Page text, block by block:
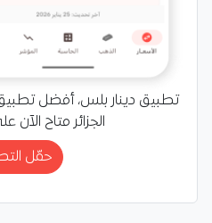
تطبيق دينار بلس، أفضل
الجزائر متاح
حمّل